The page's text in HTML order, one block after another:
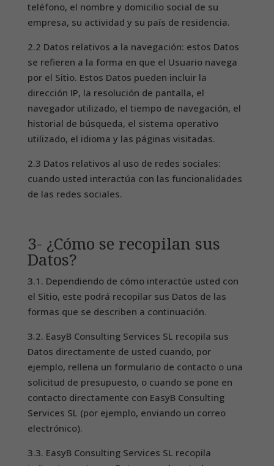
teléfono, el nombre y domicilio social de su
empresa, su actividad y su país de residencia.
2.2 Datos relativos a la navegación: estos Datos
se refieren a la forma en que el Usuario navega
por el Sitio. Estos Datos pueden incluir la
dirección IP, la resolución de pantalla, el
navegador utilizado, el tiempo de navegación, el
historial de búsqueda, el sistema operativo
utilizado, el idioma y las páginas visitadas.
2.3 Datos relativos al uso de redes sociales:
cuando usted interactúa con las funcionalidades
de las redes sociales.
3- ¿Cómo se recopilan sus
Datos?
3.1. Dependiendo de cómo interactúe usted con
el Sitio, este podrá recopilar sus Datos de las
formas que se describen a continuación.
3.2. EasyB Consulting Services SL recopila sus
Datos directamente de usted cuando, por
ejemplo, rellena un formulario de contacto o una
solicitud de presupuesto, o cuando se pone en
contacto directamente con EasyB Consulting
Services SL (por ejemplo, enviando un correo
electrónico).
3.3. EasyB Consulting Services SL recopila